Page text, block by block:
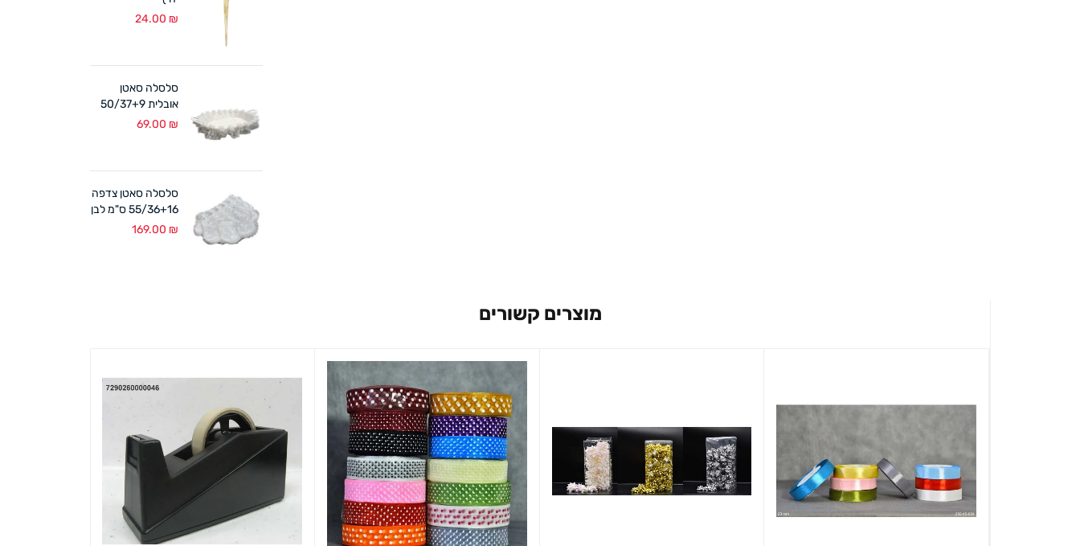
24.00 ₪
סלסלה סאטן
אובלית 50/37+9
ס"מ לבן
69.00 ₪
סלסלה סאטן צדפה
55/36+16 ס"מ לבן
169.00 ₪
מוצרים קשורים